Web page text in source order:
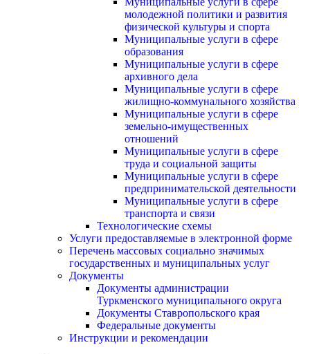
молодежной политики и развития
физической культуры и спорта
Муниципальные услуги в сфере
образования
Муниципальные услуги в сфере
архивного дела
Муниципальные услуги в сфере
жилищно-коммунального хозяйства
Муниципальные услуги в сфере
земельно-имущественных
отношений
Муниципальные услуги в сфере
труда и социальной защиты
Муниципальные услуги в сфере
предпринимательской деятельности
Муниципальные услуги в сфере
транспорта и связи
Технологические схемы
Услуги предоставляемые в электронной форме
Перечень массовых социально значимых
государственных и муниципальных услуг
Документы
Документы администрации
Туркменского муниципального округа
Документы Ставропольского края
Федеральные документы
Инструкции и рекомендации